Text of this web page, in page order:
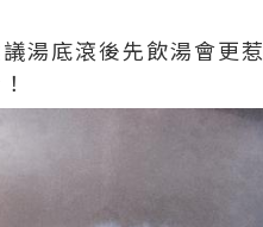
湯底滾後先飲湯會更